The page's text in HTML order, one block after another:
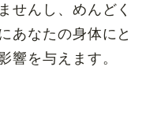
せんし、めんどく
あなたの身体にと
響を与えます。